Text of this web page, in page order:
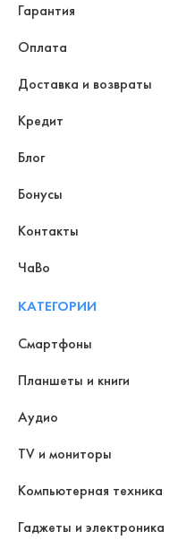
Гарантия
Оплата
Доставка и возвраты
Кредит
Блог
Бонусы
Контакты
ЧаВо
КАТЕГОРИИ
Смартфоны
Планшеты и книги
Аудио
TV и мониторы
Компьютерная техника
Гаджеты и электроника